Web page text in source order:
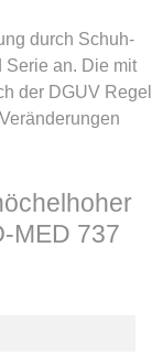
durch Schuh-
Serie an. Die mit
der DGUV Regel
MED 737